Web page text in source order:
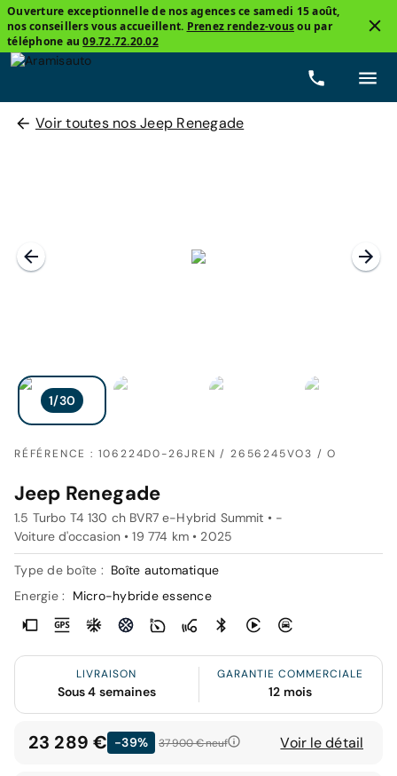
Ouverture exceptionnelle de nos agences ce samedi 15 août,
nos conseillers vous accueillent. Prenez rendez-vousou par
téléphone au09.72.72.20.02
Voir toutes nos Jeep Renegade
RÉFÉRENCE : 106224D0-26JREN / 2656245VO3 / O
Jeep Renegade
1.5 Turbo T4 130 ch BVR7 e-Hybrid Summit • -
Voiture d'occasion • 19 774 km • 2025
Type de boîte : Boîte automatique
Energie :
Micro-hybride essence
LIVRAISON
Sous 4 semaines
GARANTIE COMMERCIALE
12 mois
23 289 € -39% 37 900 €neuf Voir le détail